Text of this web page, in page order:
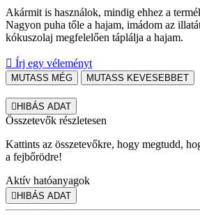
Akármit is használok, mindig ehhez a
Nagyon puha tőle a hajam, imádom az
kókuszolaj megfelelően táplálja a hajam.
 Írj egy véleményt
MUTASS MÉG MUTASS KEVESEBBET
 HIBÁS ADAT
Összetevők részletesen
Kattints az összetevőkre, hogy megtudd,
a fejbőrödre!
Aktív hatóanyagok
 HIBÁS ADAT